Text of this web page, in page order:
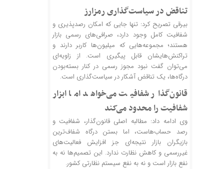
تناقض در سیاست‌گذاری رمزارز
بیرقی تصریح کرد: تنها جایی که امکان رصدپذیری و
شفافیت کامل وجود دارد، صرافی‌های رسمی بازار
هستند؛ مجموعه‌هایی که میلیون‌ها کاربر دارند و
تراکنش‌هایشان قابل پیگیری است. از زاویه‌ای
می‌توان گفت نبود مجوز رسمی در کنار بسته‌بودن
درگاه‌ها، یک تناقض آشکار در سیاست‌گذاری است.
قانون‌گذار شفافیت می‌خواهد اما ابزار
شفافیت را محدود می‌کند
وی ادامه داد: مطالبه اصلی قانون‌گذار، شفافیت و
رصد حساب‌هاست، اما بستن درگاه شفاف‌ترین
بازیگران بازار نتیجه‌ای جز افزایش فعالیت‌های
غیررسمی و کاهش نظارت ندارد. این تصمیم‌ها نه به
نفع بازار است و نه به نفع سیستم نظارتی کشور.